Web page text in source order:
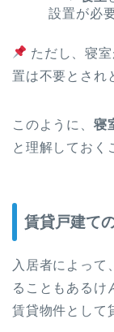
設置が必
ただし、寝
置は不要とされ
このように、 寝
と理解しておく
賃貸戸建て
入居者によって
ることもあるけ
賃貸物件として